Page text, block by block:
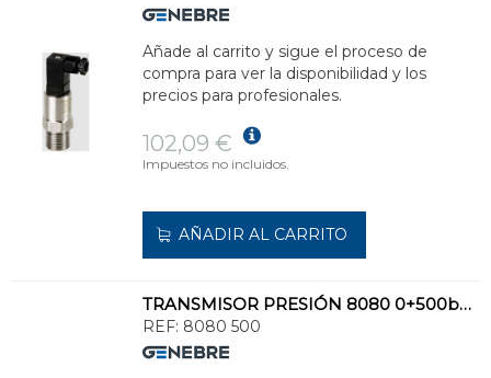
Añade al carrito y sigue el proceso de
compra para ver la disponibilidad y los
precios para profesionales.
102,09 €
Impuestos no incluidos.
AÑADIR AL CARRITO
TRANSMISOR PRESIÓN 8080 0+500bar INOXIDABLE
REF: 8080 500